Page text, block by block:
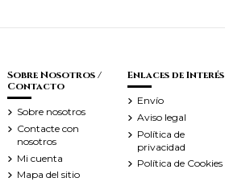
Sobre Nosotros /
Contacto
Sobre nosotros
Contacte con
nosotros
Mi cuenta
Mapa del sitio
Enlaces de Interés
Envío
Aviso legal
Política de
privacidad
Política de Cookies